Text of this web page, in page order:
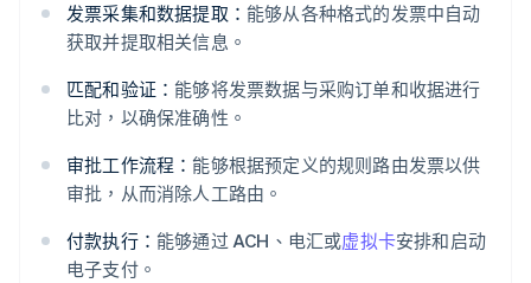
发票采集和数据提取： 能够从各种格式的发票中自动
获取并提取相关信息。
匹配和验证：能够将发票数据与采购订单和收据进行
比对，以确保准确性。
审批工作流程：能够根据预定义的规则路由发票以供
审批，从而消除人工路由。
付款执行： 能够通过 ACH、电汇或虚拟卡安排和启动
电子支付。